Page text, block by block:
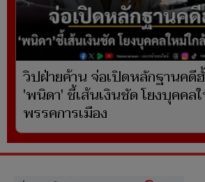
วิปฝ่ายค้าน จ่อเปิดหลักฐานคดี
'พนิดา' ชี้เส้นเงินชัด โยงบุคคล
พรรคการเมือง